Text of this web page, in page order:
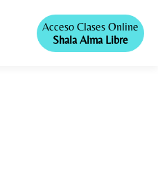
Acceso Clases Online
Shala Alma Libre